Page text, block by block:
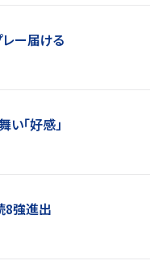
ー届ける
「好感」
8強進出